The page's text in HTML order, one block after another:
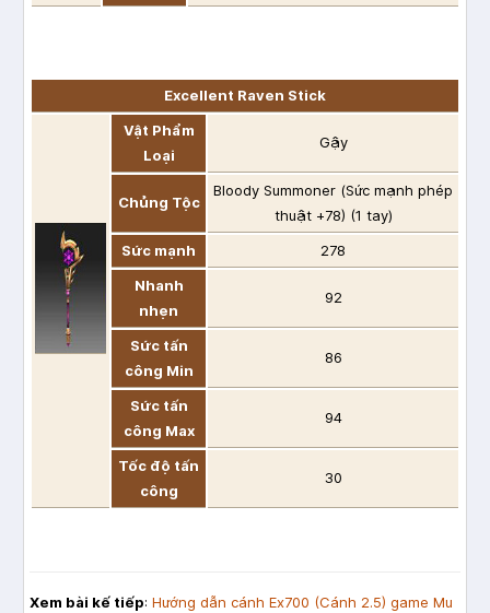
Excellent Raven Stick
Vật Phẩm
Loại
Gậy
Chủng Tộc
Bloody Summoner (Sức mạnh phép
thuật +78) (1 tay)
Sức mạnh
278
Nhanh
nhẹn
92
Sức tấn
công Min
86
Sức tấn
công Max
94
Tốc độ tấn
công
30
Xem bài kế tiếp: Hướng dẫn cánh Ex700 (Cánh 2.5) game Mu